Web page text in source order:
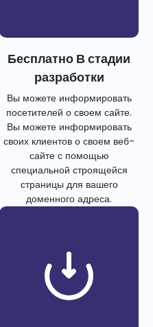
Бесплатно В стадии
разработки
Вы можете информировать
посетителей о своем сайте.
Вы можете информировать
своих клиентов о своем веб-
сайте с помощью
специальной строящейся
страницы для вашего
доменного адреса.